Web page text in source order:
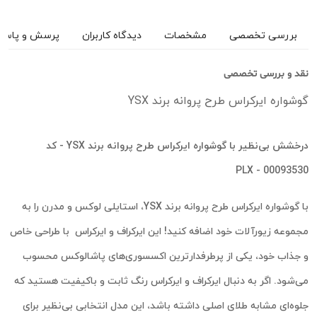
بررسی تخصصی مشخصات دیدگاه کاربران پرسش و
نقد و بررسی تخصصی
گوشواره ایرکراس طرح پروانه برند YSX
درخشش بی‌نظیر با گوشواره ایرکراس طرح پروانه برند YSX - کد
00093530 - PLX
با گوشواره ایرکراس طرح پروانه برند YSX، استایلی لوکس و مدرن را به
مجموعه زیورآلات خود اضافه کنید! این ایرکراف و ایرکراس با طراحی خاص
و جذاب خود، یکی از پرطرفدارترین اکسسوری‌های پاشالوکس محسوب
می‌شود. اگر به دنبال ایرکراف و ایرکراس رنگ ثابت و باکیفیت هستید که
جلوه‌ای مشابه طلای اصلی داشته باشد، این مدل انتخابی بی‌نظیر برای